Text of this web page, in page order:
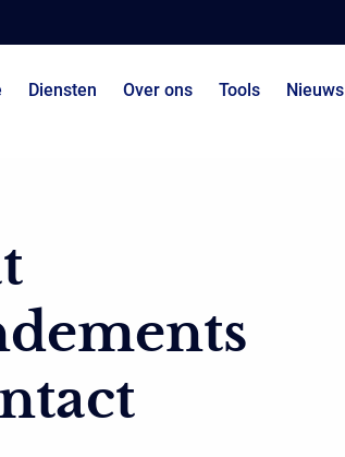
Diensten Over ons Tools Nieuws